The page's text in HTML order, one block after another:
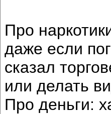
Про
даже если
сказал
или делать
Про деньги: